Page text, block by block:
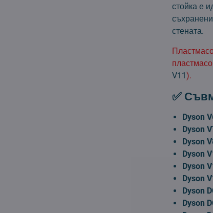
стойка е
стената.
V11).
✅
Dyson
Dyson
Dyson
Dyson
Dyson
Dyson
Dyson
Dyson